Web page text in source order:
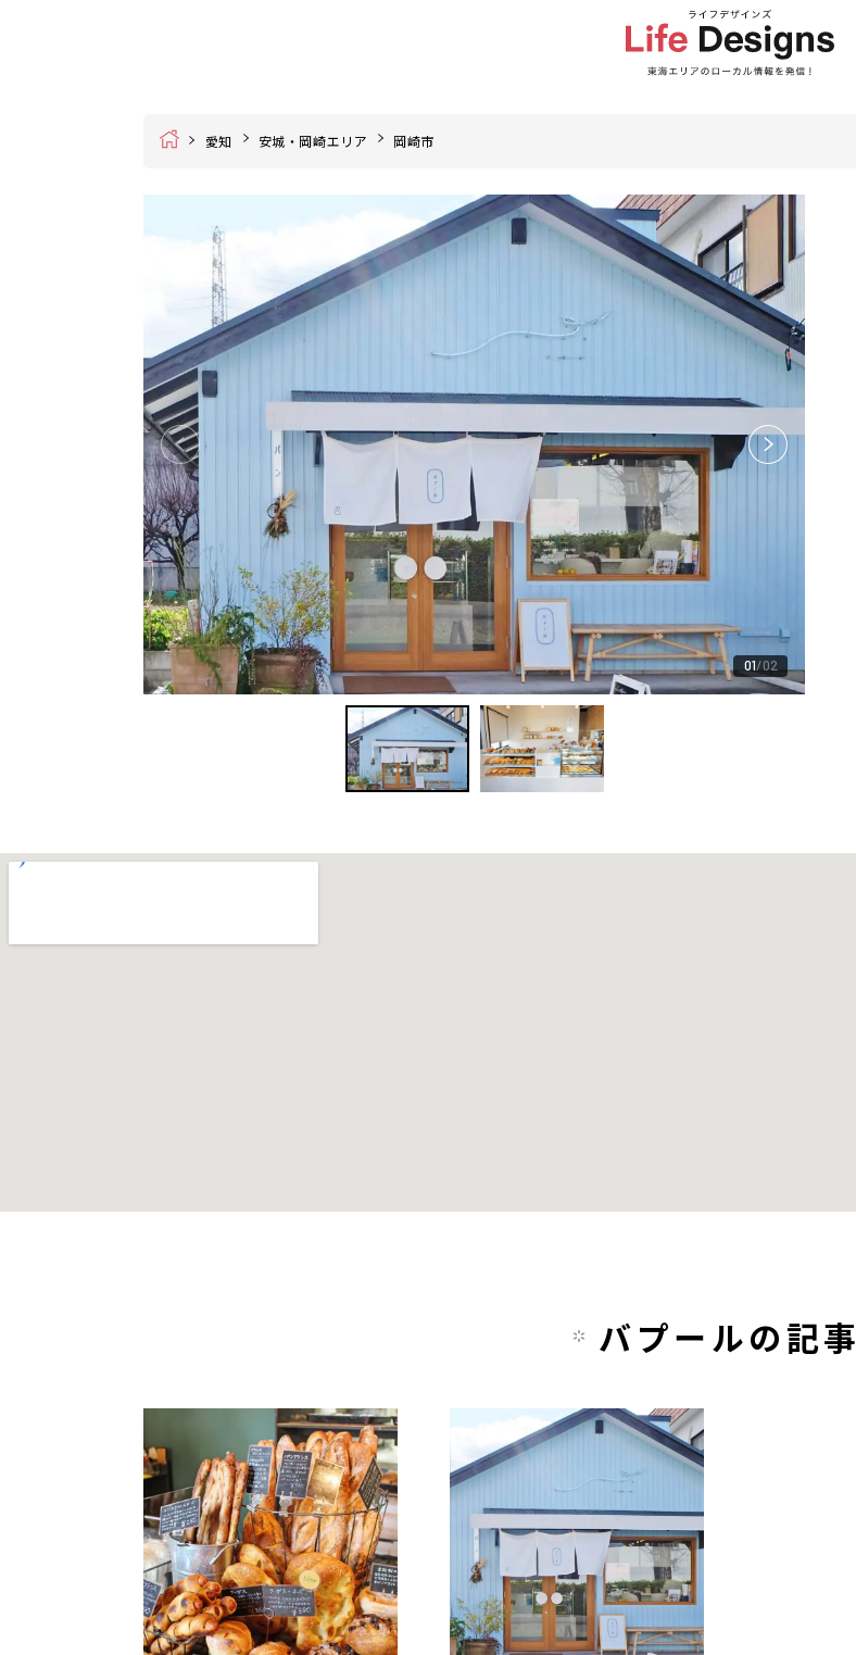
Home 愛知 安城・岡崎エリア 岡崎市
01 02
バプールの記事